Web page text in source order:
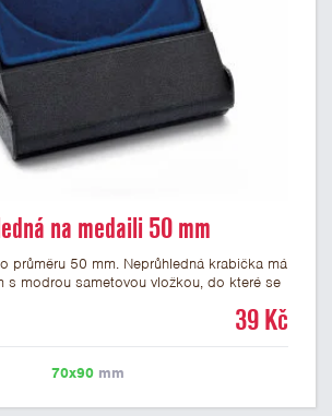
na medaili 50 mm
průměru 50 mm. Neprůhledná krabička má
s modrou sametovou vložkou, do které se
či kulturní události.
39 Kč
70x90mm